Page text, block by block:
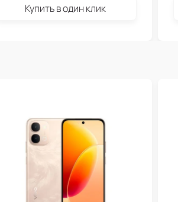
Купить в один клик